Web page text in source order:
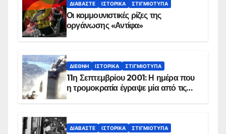
ΔΙΑΒΆΣΤΕ ΙΣΤΟΡΙΚΆ ΣΤΙΓΜΙΌΤΥΠΑ
Οι κομμουνιστικές ρίζες της
οργάνωσης «Αντίφα»
ΔΙΕΘΝΉ ΙΣΤΟΡΙΚΆ ΣΤΙΓΜΙΌΤΥΠΑ
11η Σεπτεμβρίου 2001: Η ημέρα που
η τρομοκρατία έγραψε μία από τις
ΔΙΑΒΆΣΤΕ ΙΣΤΟΡΙΚΆ ΣΤΙΓΜΙΌΤΥΠΑ